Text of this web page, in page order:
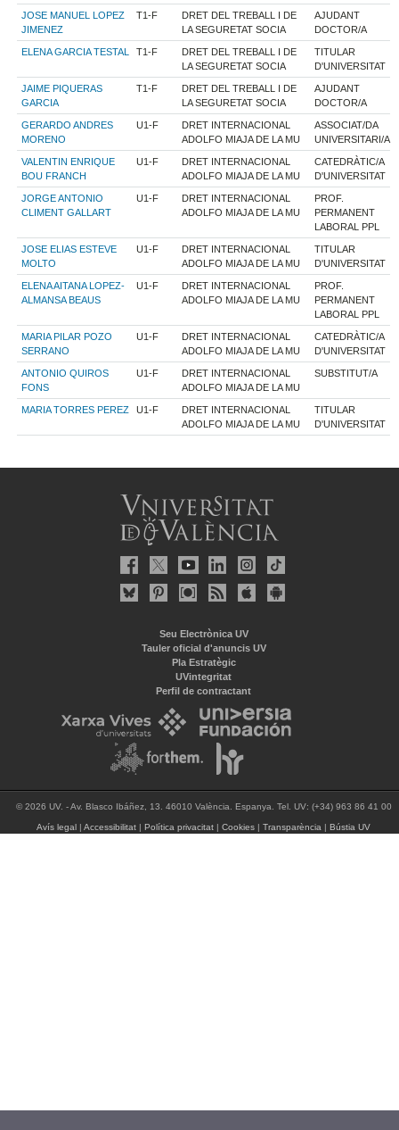
JOSE MANUEL LOPEZ
JIMENEZ
T1-F
DRET DEL TREBALL I DE
LA SEGURETAT SOCIA
AJUDANT
DOCTOR/A
ELENA GARCIA TESTAL T1-F
DRET DEL TREBALL I DE
LA SEGURETAT SOCIA
TITULAR
D'UNIVERSITAT
JAIME PIQUERAS
GARCIA
T1-F
DRET DEL TREBALL I DE
LA SEGURETAT SOCIA
AJUDANT
DOCTOR/A
GERARDO ANDRES
MORENO
U1-F
DRET INTERNACIONAL
ADOLFO MIAJA DE LA MU
ASSOCIAT/DA
UNIVERSITARI/A
VALENTIN ENRIQUE
BOU FRANCH
U1-F
DRET INTERNACIONAL
ADOLFO MIAJA DE LA MU
CATEDRÀTIC/A
D'UNIVERSITAT
JORGE ANTONIO
CLIMENT GALLART
U1-F
DRET INTERNACIONAL
ADOLFO MIAJA DE LA MU
PROF.
PERMANENT
LABORAL PPL
JOSE ELIAS ESTEVE
MOLTO
U1-F
DRET INTERNACIONAL
ADOLFO MIAJA DE LA MU
TITULAR
D'UNIVERSITAT
ELENA AITANA LOPEZ-
ALMANSA BEAUS
U1-F
DRET INTERNACIONAL
ADOLFO MIAJA DE LA MU
PROF.
PERMANENT
LABORAL PPL
MARIA PILAR POZO
SERRANO
U1-F
DRET INTERNACIONAL
ADOLFO MIAJA DE LA MU
CATEDRÀTIC/A
D'UNIVERSITAT
ANTONIO QUIROS
FONS
U1-F
DRET INTERNACIONAL
ADOLFO MIAJA DE LA MU
SUBSTITUT/A
MARIA TORRES PEREZ U1-F
DRET INTERNACIONAL
ADOLFO MIAJA DE LA MU
TITULAR
D'UNIVERSITAT
Seu Electrònica UV
Tauler oficial d'anuncis UV
Pla Estratègic
UVintegritat
Perfil de contractant
© 2026 UV. - Av. Blasco Ibáñez, 13. 46010 València. Espanya. Tel. UV: (+34) 963 86 41 00
Avís legal |Accessibilitat |Política privacitat |Cookies |Transparència |Bústia UV